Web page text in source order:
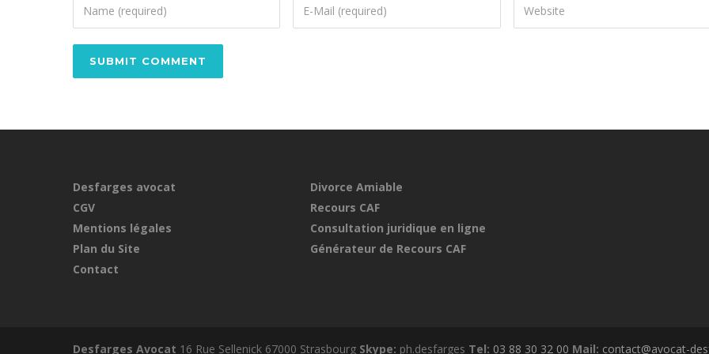
Desfarges avocat
CGV
Mentions légales
Plan du Site
Contact
Divorce Amiable
Recours CAF
Consultation juridique en ligne
Générateur de Recours CAF
Desfarges Avocat 16 Rue Sellenick 67000 Strasbourg Skype: ph.desfarges Tel: 03 88 30 32 00 Mail: contact@avocat-